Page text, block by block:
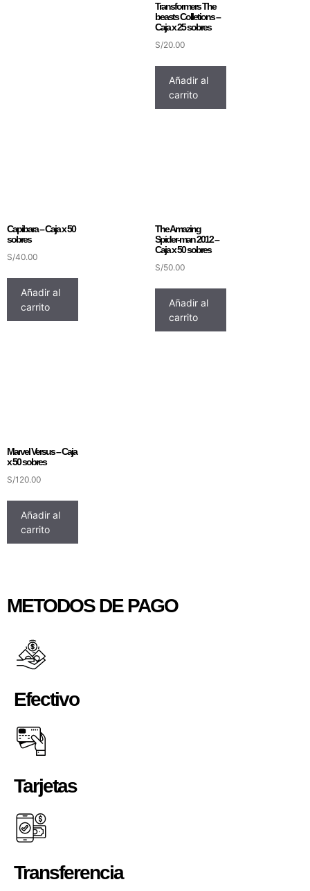
Transformers The
beasts Colletions –
Caja x 25 sobres
S/20.00
Añadir al
carrito
Capibara – Caja x 50
sobres
S/40.00
Añadir al
carrito
The Amazing
Spider-man 2012 –
Caja x 50 sobres
S/50.00
Añadir al
carrito
Marvel Versus – Caja
x 50 sobres
S/120.00
Añadir al
carrito
METODOS DE PAGO
Efectivo
Tarjetas
Transferencia